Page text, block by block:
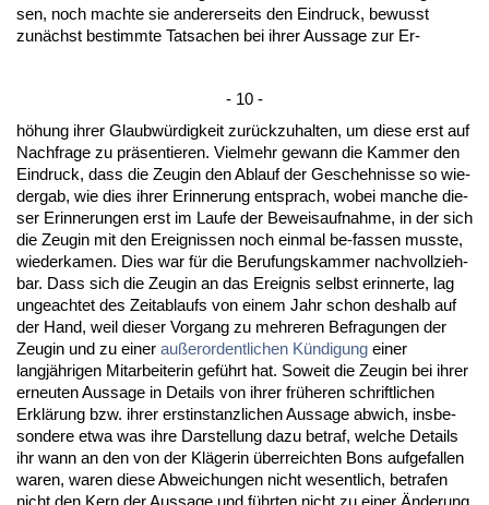
sen, noch mach­te sie an­de­rer­seits den Ein­druck, be­wusst
zunächst be­stimm­te Tat­sa­chen bei ih­rer Aus­sa­ge zur Er-
- 10 -
höhung ih­rer Glaubwürdig­keit zurück­zu­hal­ten, um die­se erst auf
Nach­fra­ge zu präsen­tie­ren. Viel­mehr ge­wann die Kam­mer den
Ein­druck, dass die Zeu­gin den Ab­lauf der Ge­scheh­nis­se so wie­
der­gab, wie dies ih­rer Er­in­ne­rung ent­sprach, wo­bei man­che die­
ser Er­in­ne­run­gen erst im Lau­fe der Be­weis­auf­nah­me, in der sich
die Zeu­gin mit den Er­eig­nis­sen noch ein­mal be-fas­sen muss­te,
wie­der­ka­men. Dies war für die Be­ru­fungs­kam­mer nach­voll­zieh­
bar. Dass sich die Zeu­gin an das Er­eig­nis selbst er­in­ner­te, lag
un­ge­ach­tet des Zeit­ab­laufs von ei­nem Jahr schon des­halb auf
der Hand, weil die­ser Vor­gang zu meh­re­ren Be­fra­gun­gen der
Zeu­gin und zu ei­ner außer­or­dent­li­chen Kündi­gung ei­ner
langjähri­gen Mit­ar­bei­te­rin geführt hat. So­weit die Zeu­gin bei ih­rer
er­neu­ten Aus­sa­ge in De­tails von ih­rer frühe­ren schrift­li­chen
Erklärung bzw. ih­rer erst­in­stanz­li­chen Aus­sa­ge ab­wich, ins­be­
son­de­re et­wa was ih­re Dar­stel­lung da­zu be­traf, wel­che De­tails
ihr wann an den von der Kläge­rin über­reich­ten Bons auf­ge­fal­len
wa­ren, wa­ren die­se Ab­wei­chun­gen nicht we­sent­lich, be­tra­fen